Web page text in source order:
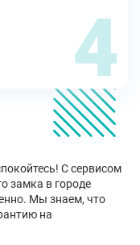
4
С сервисом
замка в городе
Мы знаем, что
на